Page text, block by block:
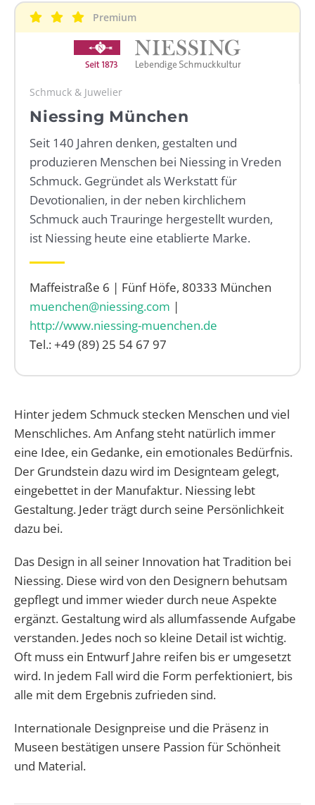
WEBRADIO Premium
Schmuck & Juwelier
Niessing München
Seit 140 Jahren denken, gestalten und
produzieren Menschen bei Niessing in Vreden
Schmuck. Gegründet als Werkstatt für
Devotionalien, in der neben kirchlichem
Schmuck auch Trauringe hergestellt wurden,
ist Niessing heute eine etablierte Marke.
Maffeistraße 6 | Fünf Höfe, 80333 München
muenchen@niessing.com |
http://www.niessing-muenchen.de
Tel.: +49 (89) 25 54 67 97
Hinter jedem Schmuck stecken Menschen und viel
Menschliches. Am Anfang steht natürlich immer
eine Idee, ein Gedanke, ein emotionales Bedürfnis.
Der Grundstein dazu wird im Designteam gelegt,
eingebettet in der Manufaktur. Niessing lebt
Gestaltung. Jeder trägt durch seine Persönlichkeit
dazu bei.
Das Design in all seiner Innovation hat Tradition bei
Niessing. Diese wird von den Designern behutsam
gepflegt und immer wieder durch neue Aspekte
ergänzt. Gestaltung wird als allumfassende Aufgabe
verstanden. Jedes noch so kleine Detail ist wichtig.
Oft muss ein Entwurf Jahre reifen bis er umgesetzt
wird. In jedem Fall wird die Form perfektioniert, bis
alle mit dem Ergebnis zufrieden sind.
Internationale Designpreise und die Präsenz in
Museen bestätigen unsere Passion für Schönheit
und Material.